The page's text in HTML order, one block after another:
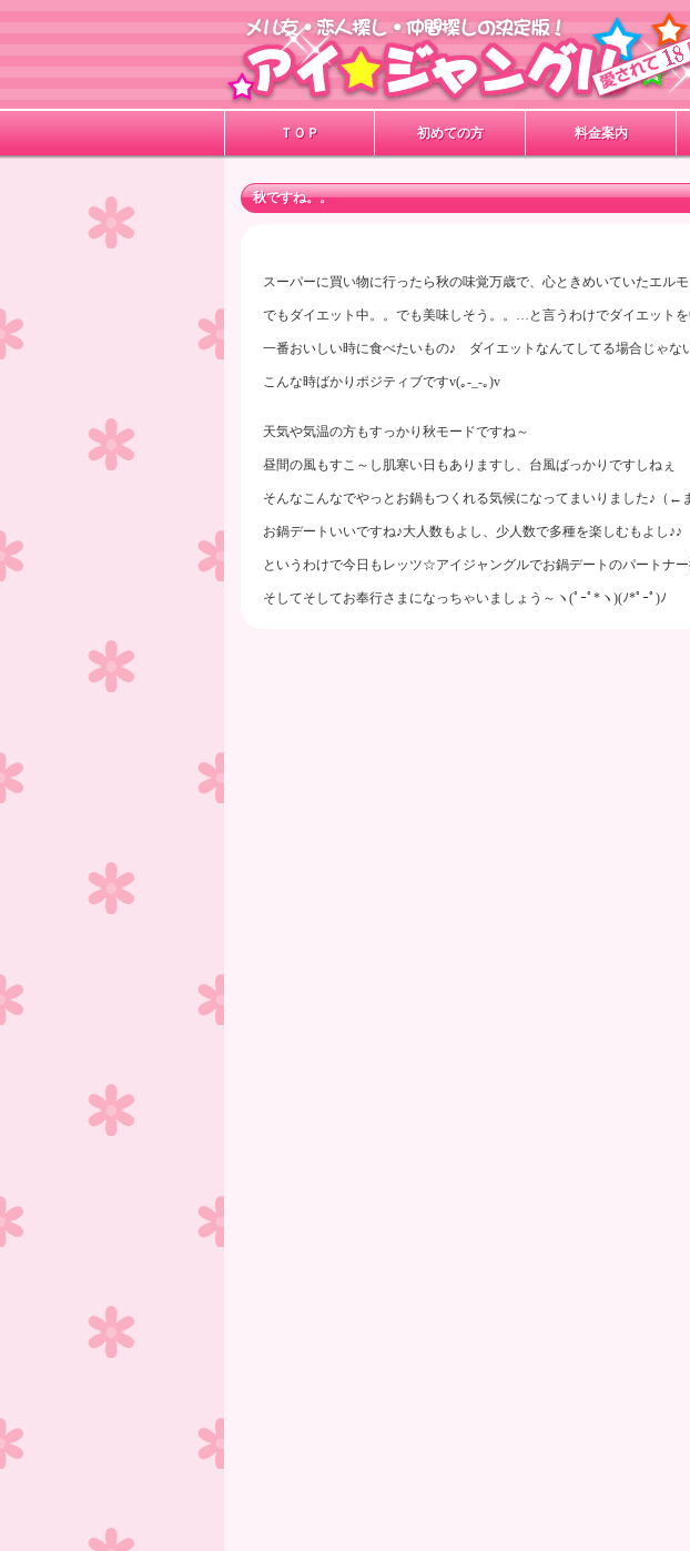
ＴＯＰ 初めての方 料金案内
秋ですね。。
スーパーに買い物に行ったら秋の味覚万歳で、心ときめいていたエル
でもダイエット中。。でも美味しそう。。…と言うわけでダイエット
一番おいしい時に食べたいもの♪ ダイエットなんてしてる場合じゃな
こんな時ばかりポジティブですv(｡-_-｡)v
天気や気温の方もすっかり秋モードですね～
昼間の風もすこ～し肌寒い日もありますし、台風ばっかりですしねぇ
そんなこんなでやっとお鍋もつくれる気候になってまいりました♪（←
お鍋デートいいですね♪大人数もよし、少人数で多種を楽しむもよし♪♪
というわけで今日もレッツ☆アイジャングルでお鍋デートのパートナ
そしてそしてお奉行さまになっちゃいましょう～ヽ(ﾟｰﾟ*ヽ)(ﾉ*ﾟｰﾟ)ﾉ